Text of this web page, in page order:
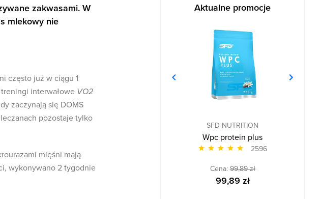
zakwasami. W
mlekowy nie
często już w ciągu 1
interwałowe VO2
zaczynają się DOMS
pozostaje tylko
mięśni mają
wykonywano 2 tygodnie
Aktualne promocje
SFD NUTRITION
Wpc protein plus
2596
Cena:99,89 zł
99,89 zł